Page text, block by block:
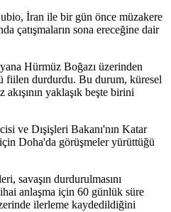
İran ile bir gün önce müzakere
çatışmaların sona ereceğine dair
Hürmüz Boğazı üzerinden
fiilen durdurdu. Bu durum, küresel
akışının yaklaşık beşte birini
ve Dışişleri Bakanı'nın Katar
Doha'da görüşmeler yürüttüğü
savaşın durdurulmasını
anlaşma için 60 günlük süre
ilerleme kaydedildiğini